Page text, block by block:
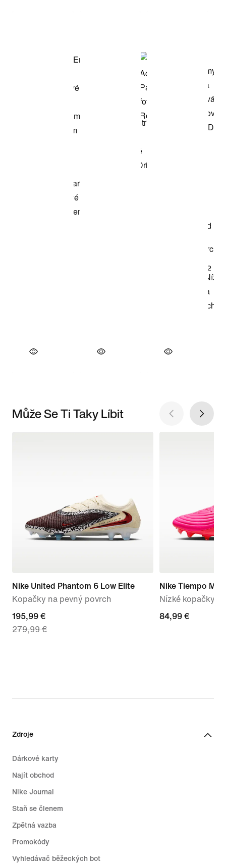
Může Se Ti Taky Líbit
Nike United Phantom 6 Low Elite
Kopačky na pevný povrch
current
price
195,99 €
279,99 €
Nike Tiempo
Nízké kopačky
84,99 €
84,99 €
Zdroje
Dárkové karty
Najít obchod
Nike Journal
Staň se členem
Zpětná vazba
Promokódy
Vyhledávač běžeckých bot